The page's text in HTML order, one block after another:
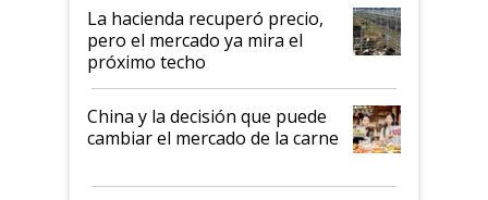
La hacienda recuperó precio,
pero el mercado ya mira el
próximo techo
China y la decisión que puede
cambiar el mercado de la carne